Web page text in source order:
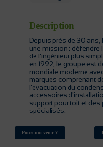
Description
Depuis près de 30 ans,
une mission : défendre
de l'ingénieur plus
en 1992, le groupe est
mondiale moderne
marques comprenant
l'évacuation du
accessoires
support pour toit et des
spécialisés.
Pourquoi venir ?